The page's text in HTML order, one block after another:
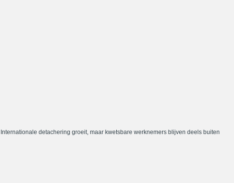
Internationale detachering groeit, maar kwetsbare werknemers blijven deels buiten